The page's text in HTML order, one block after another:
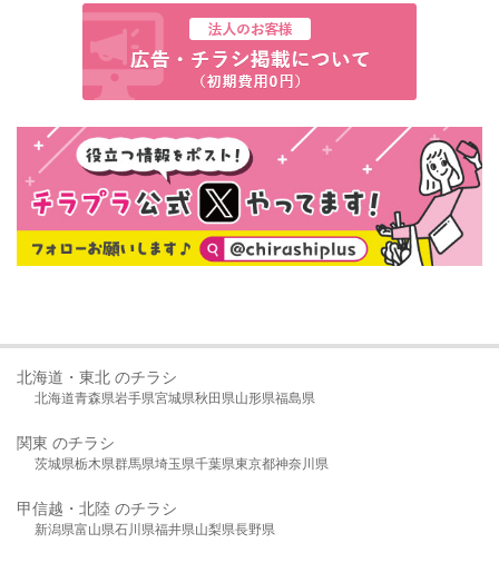
北海道・東北 のチラシ
北海道青森県岩手県宮城県秋田県山形県福島県
関東 のチラシ
茨城県栃木県群馬県埼玉県千葉県東京都神奈川県
甲信越・北陸 のチラシ
新潟県富山県石川県福井県山梨県長野県